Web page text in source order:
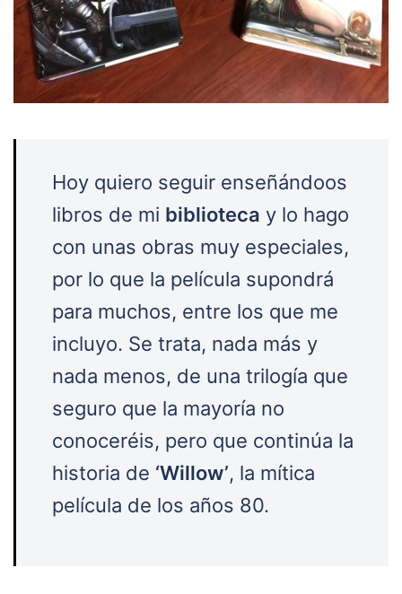
Hoy quiero seguir enseñándoos
libros de mi biblioteca y lo hago
con unas obras muy especiales,
por lo que la película supondrá
para muchos, entre los que me
incluyo. Se trata, nada más y
nada menos, de una trilogía que
seguro que la mayoría no
conoceréis, pero que continúa la
historia de ‘Willow’, la mítica
película de los años 80.